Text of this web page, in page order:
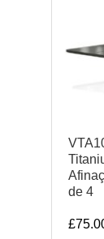
de 4
£